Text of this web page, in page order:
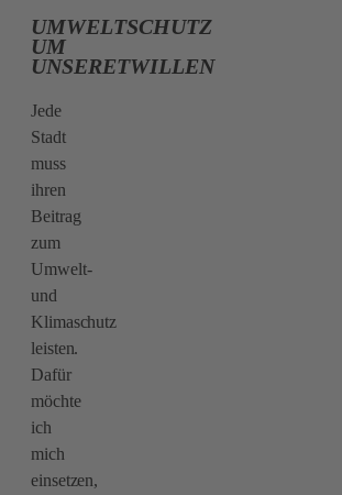
UMWELTSCHUTZ
UM
UNSERETWILLEN
Jede
Stadt
muss
ihren
Beitrag
zum
Umwelt-
und
Klimaschutz
leisten.
Dafür
möchte
ich
mich
einsetzen,